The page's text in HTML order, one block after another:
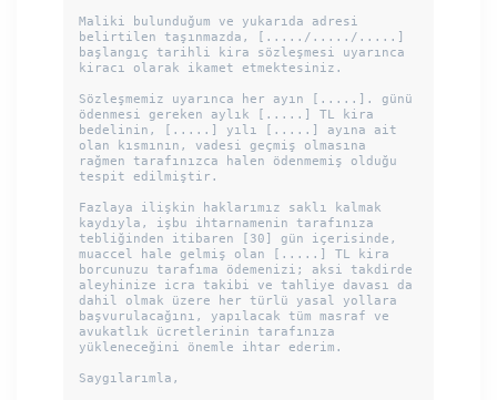
Maliki bulunduğum ve yukarıda adresi
belirtilen taşınmazda, [...../...../.....]
başlangıç tarihli kira sözleşmesi uyarınca
kiracı olarak ikamet etmektesiniz.
Sözleşmemiz uyarınca her ayın [.....]. günü
ödenmesi gereken aylık [.....] TL kira
bedelinin, [.....] yılı [.....] ayına ait
olan kısmının, vadesi geçmiş olmasına
rağmen tarafınızca halen ödenmemiş olduğu
tespit edilmiştir.
Fazlaya ilişkin haklarımız saklı kalmak
kaydıyla, işbu ihtarnamenin tarafınıza
tebliğinden itibaren [30] gün içerisinde,
muaccel hale gelmiş olan [.....] TL kira
borcunuzu tarafıma ödemenizi; aksi takdirde
aleyhinize icra takibi ve tahliye davası da
dahil olmak üzere her türlü yasal yollara
başvurulacağını, yapılacak tüm masraf ve
avukatlık ücretlerinin tarafınıza
yükleneceğini önemle ihtar ederim.
Saygılarımla,